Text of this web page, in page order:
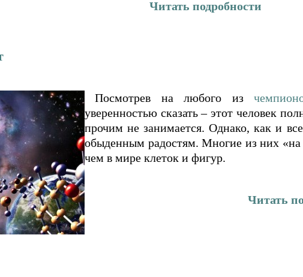
Читать подробности
Посмотрев на любого из
уверенностью сказать – этот человек
прочим не занимается. Однако, как и
обыденным радостям. Многие из них «на
чем в мире клеток и фигур.
Читать